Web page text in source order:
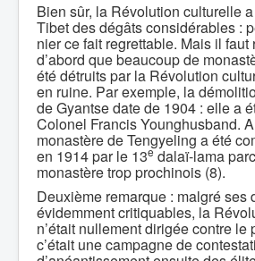
Bien sûr, la Révolution culturelle
Tibet des dégâts considérables :
nier ce fait regrettable. Mais il faut
d’abord que beaucoup de
été détruits par la Révolution
en ruine. Par exemple, la
de Gyantse date de 1904 : elle a
Colonel Francis Younghusband.
monastère de Tengyeling a été
en 1914 par le 13e dalaï-lama
monastère trop prochinois (8).
Deuxième remarque : malgré ses
évidemment critiquables, la
n’était nullement dirigée contre le
c’était une campagne de